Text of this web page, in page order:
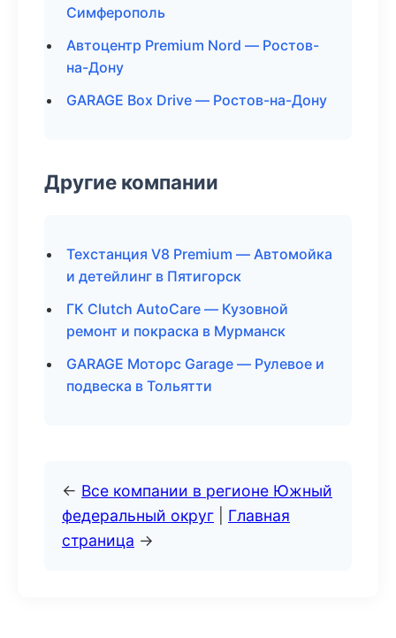
Симферополь
Автоцентр Premium Nord — Ростов-
на-Дону
GARAGE Box Drive — Ростов-на-Дону
Другие компании
Техстанция V8 Premium — Автомойка
и детейлинг в Пятигорск
ГК Clutch AutoCare — Кузовной
ремонт и покраска в Мурманск
GARAGE Моторс Garage — Рулевое и
подвеска в Тольятти
← Все компании в регионе Южный
федеральный округ
Главная
страница →